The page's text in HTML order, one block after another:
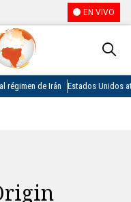
EN VIVO
régimen de Irán Estados Unidos